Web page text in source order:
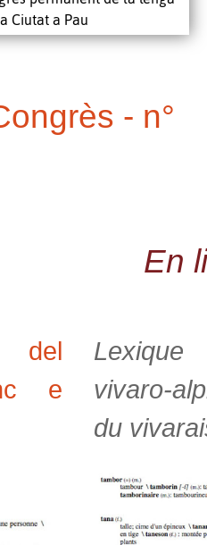
Ciutat a Pau
- n°
En
e
vivaro-
du